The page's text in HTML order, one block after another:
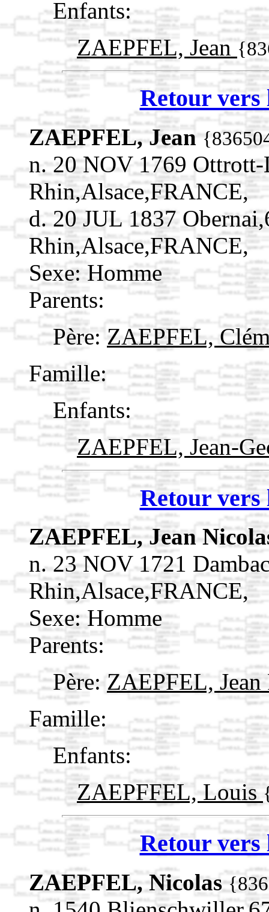
Enfants:
ZAEPFEL, Jean
Retour vers
ZAEPFEL, Jean
n. 20 NOV 1769
Rhin,Alsace,FRANCE,
d. 20 JUL 1837
Rhin,Alsace,FRANCE,
Sexe: Homme
Parents:
Père:ZAEPFEL,
Famille:
Enfants:
ZAEPFEL, Jean-
Retour vers
ZAEPFEL, Jean
n. 23 NOV 1721
Rhin,Alsace,FRANCE,
Sexe: Homme
Parents:
Père:ZAEPFEL,
Famille:
Enfants:
ZAEPFFEL, Louis
Retour vers
ZAEPFEL, Nicolas